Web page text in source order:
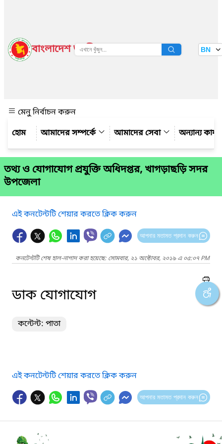
বাংলাদেশ জাতীয় তথ্য বাতায়ন BN
মেনু নির্বাচন করুন
আমাদের সম্পর্কে
আমাদের সেবা অন্যান্য
তথ্য ও যোগাযোগ প্রযুক্তি অধিদপ্তর, খাগড়াছড়ি সদর
উপজেলা
এই কনটেন্টটি শেয়ার করতে ক্লিক করুন
আপনার মতামত প্রদান করুন
কনটেন্টটি শেষ হাল-নাগাদ করা হয়েছে: সোমবার, ২১ অক্টোবর, ২০১৯ এ ০৫:০৭ PM
ডাক যোগাযোগ
কন্টেন্ট: পাতা
এই কনটেন্টটি শেয়ার করতে ক্লিক করুন
আপনার মতামত প্রদান করুন